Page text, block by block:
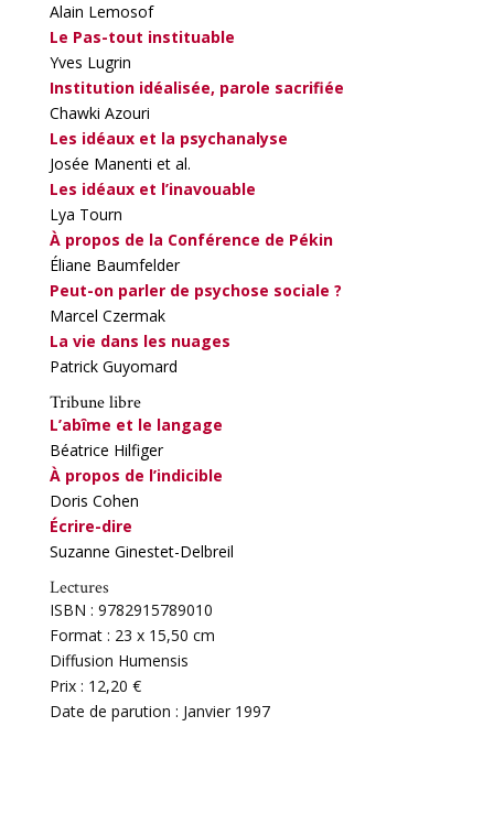
Alain Lemosof
Le Pas-tout instituable
Yves Lugrin
Institution idéalisée, parole sacrifiée
Chawki Azouri
Les idéaux et la psychanalyse
Josée Manenti et al.
Les idéaux et l’inavouable
Lya Tourn
À propos de la Conférence de Pékin
Éliane Baumfelder
Peut-on parler de psychose sociale ?
Marcel Czermak
La vie dans les nuages
Patrick Guyomard
Tribune libre
L’abîme et le langage
Béatrice Hilfiger
À propos de l’indicible
Doris Cohen
Écrire-dire
Suzanne Ginestet-Delbreil
Lectures
ISBN : 9782915789010
Format : 23 x 15,50 cm
Diffusion Humensis
Prix : 12,20 €
Date de parution : Janvier 1997